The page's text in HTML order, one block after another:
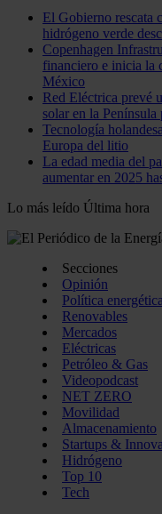
El Gobierno rescata
hidrógeno verde
Copenhagen
financiero e inicia la
México
Red Eléctrica prevé
solar en la Península
Tecnología
Europa del litio
La edad media del
aumentar en 2025
Lo más leído Última hora
Secciones
Opinión
Política energética
Renovables
Mercados
Eléctricas
Petróleo & Gas
Videopodcast
NET ZERO
Movilidad
Almacenamiento
Startups &
Hidrógeno
Top 10
Tech